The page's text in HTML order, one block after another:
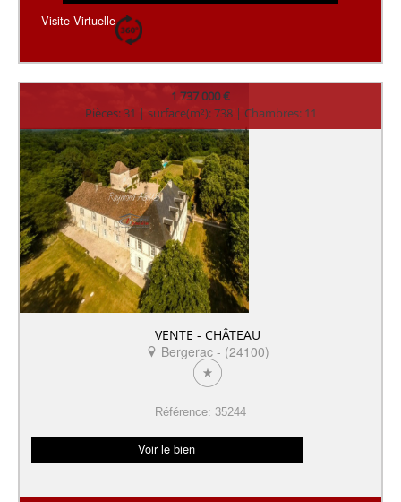
Visite Virtuelle
1 737 000 €
Pièces: 31 | surface(m²): 738 | Chambres: 11
VENTE - CHÂTEAU
Bergerac - (24100)
Référence: 35244
Voir le bien